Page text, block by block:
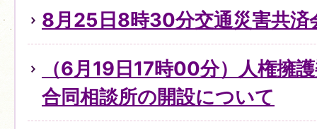
8月25日8時30分交通災害共済
（6月19日17時00分）人権擁
合同相談所の開設について